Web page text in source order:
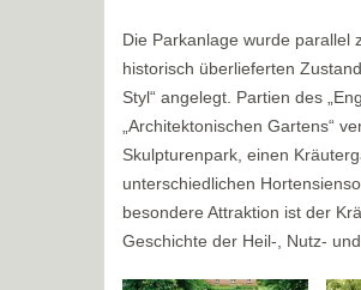
Die Parkanlage wurde parallel
historisch überlieferten
Styl“ angelegt. Partien des
„Architektonischen Gartens“
Skulpturenpark, einen
unterschiedlichen
besondere Attraktion ist der
Geschichte der Heil-, Nutz-